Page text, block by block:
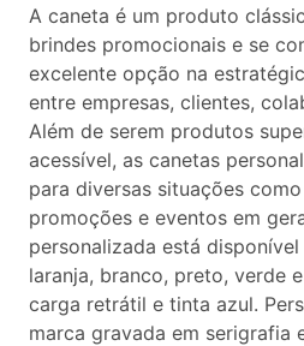
A caneta é um produto
brindes promocionais e se
excelente opção na
entre empresas, clientes,
Além de serem produtos
acessível, as canetas
para diversas situações
promoções e eventos em
personalizada está
laranja, branco, preto, verde
carga retrátil e tinta azul.
marca gravada em serigrafia